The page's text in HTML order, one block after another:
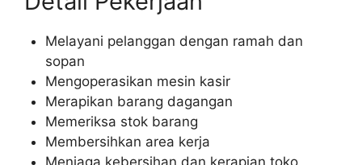
Melayani pelanggan dengan ramah dan
sopan
Mengoperasikan mesin kasir
Merapikan barang dagangan
Memeriksa stok barang
Membersihkan area kerja